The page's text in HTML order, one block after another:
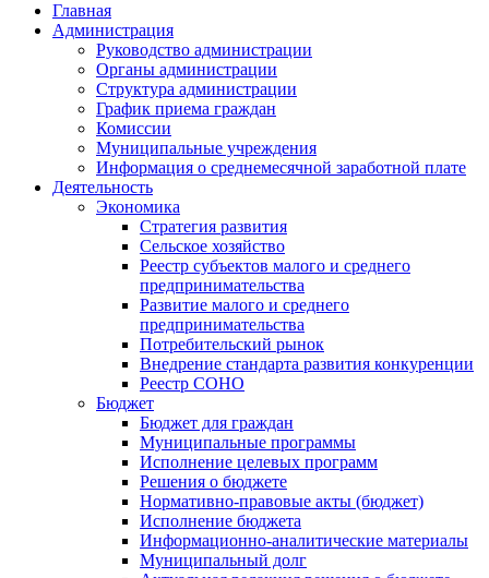
Главная
Администрация
Руководство администрации
Органы администрации
Структура администрации
График приема граждан
Комиссии
Муниципальные учреждения
Информация о среднемесячной заработной плате
Деятельность
Экономика
Стратегия развития
Сельское хозяйство
Реестр субъектов малого и среднего
предпринимательства
Развитие малого и среднего
предпринимательства
Потребительский рынок
Внедрение стандарта развития конкуренции
Реестр СОНО
Бюджет
Бюджет для граждан
Муниципальные программы
Исполнение целевых программ
Решения о бюджете
Нормативно-правовые акты (бюджет)
Исполнение бюджета
Информационно-аналитические материалы
Муниципальный долг